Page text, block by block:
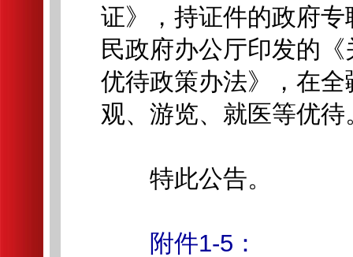
证》，持证件的政府
民政府办公厅印发的
优待政策办法》，在
观、游览、就医等优待
特此公告。
附件1-5：